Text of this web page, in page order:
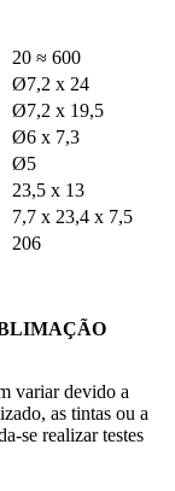
20 ≈ 600
Ø7,2 x 24
Ø7,2 x 19,5
Ø6 x 7,3
Ø5
23,5 x 13
7,7 x 23,4 x 7,5
206
variar devido a
as tintas ou a
se realizar testes